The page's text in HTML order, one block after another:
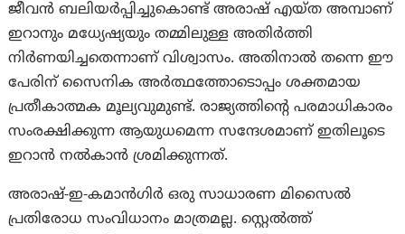
ജീവൻ ബലിയർപ്പിച്ചുകൊണ്ട് അരാഷ് എയ്ത അമ്പാണ്
ഇറാനും മധ്യേഷ്യയും തമ്മിലുള്ള അതിർത്തി
നിർണയിച്ചതെന്നാണ് വിശ്വാസം. അതിനാൽ തന്നെ ഈ
പേരിന് സൈനിക അർത്ഥത്തോടൊപ്പം ശക്തമായ
പ്രതീകാത്മക മൂല്യവുമുണ്ട്. രാജ്യത്തിന്റെ പരമാധികാരം
സംരക്ഷിക്കുന്ന ആയുധമെന്ന സന്ദേശമാണ് ഇതിലൂടെ
ഇറാൻ നൽകാൻ ശ്രമിക്കുന്നത്.
അരാഷ്-ഇ-കമാൻഗിർ ഒരു സാധാരണ മിസൈൽ
പ്രതിരോധ സംവിധാനം മാത്രമല്ല. സ്റ്റെൽത്ത്